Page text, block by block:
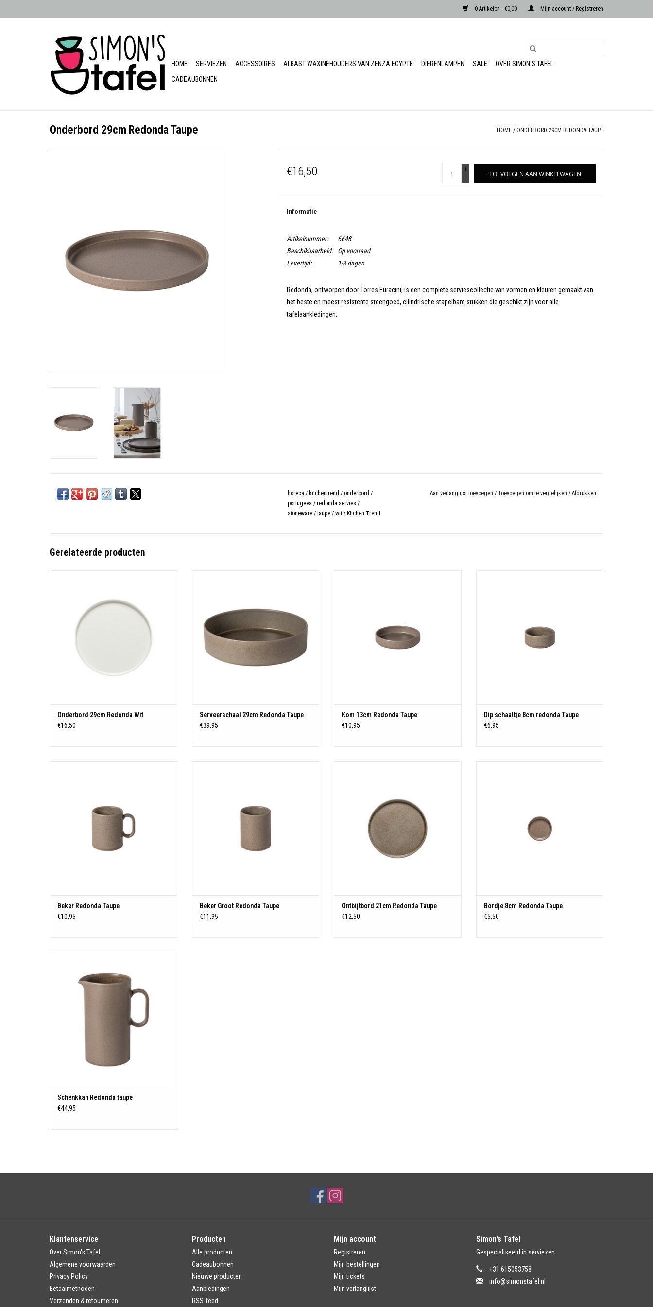
0 Artikelen - €0,00 Mijn account / Registreren
HOME SERVIEZEN ACCESSOIRES ALBAST WAXINEHOUDERS VAN ZENZA EGYPTE DIERENLAMPEN SALE
OVER SIMON'S TAFEL
CADEAUBONNEN
Onderbord 29cm Redonda Taupe HOME / ONDERBORD 29CM REDONDA TAUPE
€16,50
+
-
TOEVOEGEN AAN WINKELWAGEN
Informatie
Artikelnummer:
6648
Beschikbaarheid:
Op voorraad
Levertijd:
1-3 dagen
Redonda, ontworpen door Torres Euracini, is een complete serviescollectie van vormen en kleuren gemaakt van
het beste en meest resistente steengoed, cilindrische stapelbare stukken die geschikt zijn voor alle
tafelaankledingen.
horeca / kitchentrend / onderbord /
portugees / redonda servies /
stoneware / taupe / wit / Kitchen Trend
Aan verlanglijst toevoegen / Toevoegen om te vergelijken / Afdrukken
Gerelateerde producten
steengoed, cilindrische stapelbare stukken die
geschikt zijn voor alle tafelaankledingen.
TOEVOEGEN AAN WINKELWAGEN
Onderbord 29cm Redonda Wit
€16,50
geschikt zijn voor alle tafelaankledingen.
TOEVOEGEN AAN WINKELWAGEN
Serveerschaal 29cm Redonda Taupe
€39,95
Kom 13cm Redonda Taupe
€10,95
Dip schaaltje 8cm redonda Taupe
€6,95
Beker Redonda Taupe
€10,95
Beker Groot Redonda Taupe
€11,95
Ontbijtbord 21cm Redonda Taupe
€12,50
Bordje 8cm Redonda Taupe
€5,50
TOEVOEGEN AAN WINKELWAGEN
Schenkkan Redonda taupe
€44,95
Klantenservice
Over Simon's Tafel
Algemene voorwaarden
Privacy Policy
Betaalmethoden
Verzenden & retourneren
Producten
Alle producten
Cadeaubonnen
Nieuwe producten
Aanbiedingen
RSS-feed
Mijn account
Registreren
Mijn bestellingen
Mijn tickets
Mijn verlanglijst
Simon's Tafel
Gespecialiseerd in serviezen.
+31 615053758
info@simonstafel.nl